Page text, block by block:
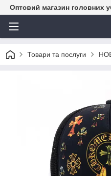
Оптовий магазин головних
Товари та послуги